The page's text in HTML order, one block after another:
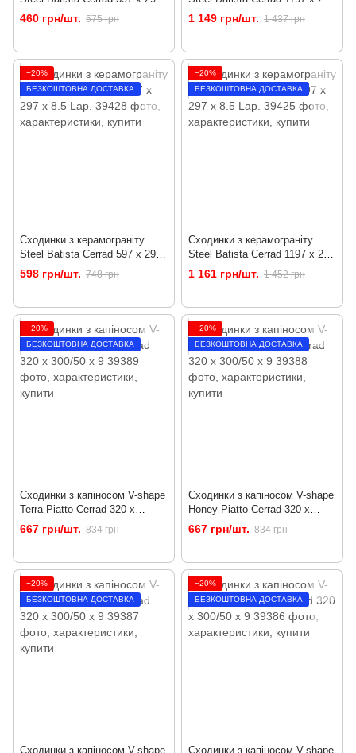
x 8.5
460 грн/шт. 575 грн
x 8.5
1 149 грн/шт. 1 437 грн
−20%
БЕЗКОШТОВНА ДОСТАВКА
Сходинки з керамограніту
Steel Batista Cerrad 597 x 297
x 8.5 Lap.
598 грн/шт. 748 грн
−20%
БЕЗКОШТОВНА ДОСТАВКА
Сходинки з керамограніту
Steel Batista Cerrad 1197 x 297
x 8.5 Lap.
1 161 грн/шт. 1 452 грн
−20%
БЕЗКОШТОВНА ДОСТАВКА
Сходинки з капіносом V-shape
Terra Piatto Cerrad 320 x
300/50 x 9
667 грн/шт. 834 грн
−20%
БЕЗКОШТОВНА ДОСТАВКА
Сходинки з капіносом V-shape
Honey Piatto Cerrad 320 x
300/50 x 9
667 грн/шт. 834 грн
−20%
БЕЗКОШТОВНА ДОСТАВКА
Сходинки з капіносом V-shape
−20%
БЕЗКОШТОВНА ДОСТАВКА
Сходинки з капіносом V-shape